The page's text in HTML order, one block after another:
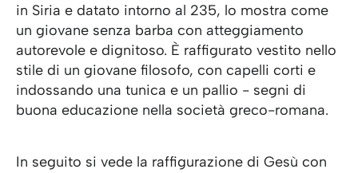
in Siria e datato intorno al 235, lo mostra come
un giovane senza barba con atteggiamento
autorevole e dignitoso. È raffigurato vestito nello
stile di un giovane filosofo, con capelli corti e
indossando una tunica e un pallio - segni di
buona educazione nella società greco-romana.
In seguito si vede la raffigurazione di Gesù con